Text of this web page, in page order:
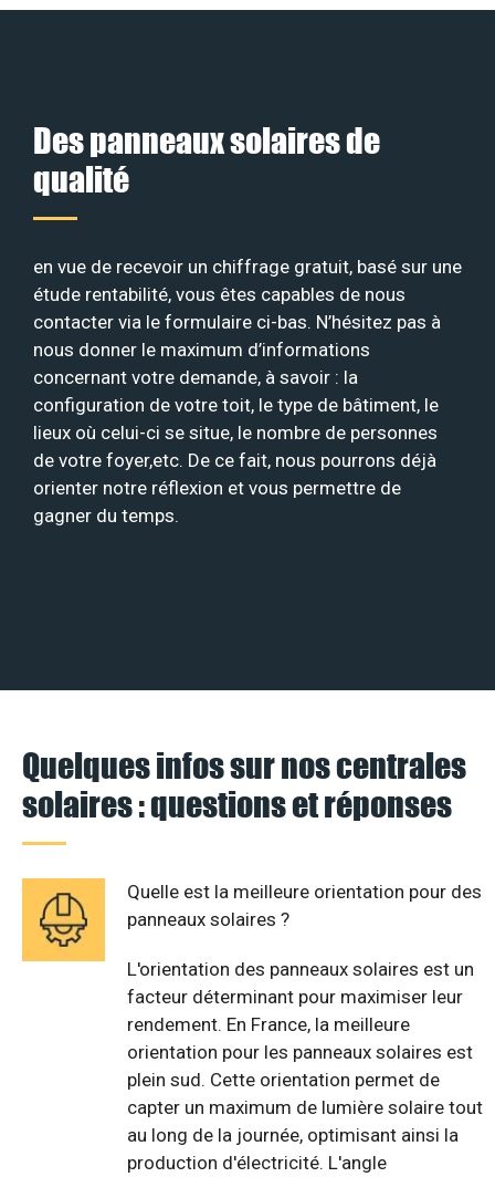
Des panneaux solaires de
qualité
en vue de recevoir un chiffrage gratuit, basé sur une
étude rentabilité, vous êtes capables de nous
contacter via le formulaire ci-bas. N’hésitez pas à
nous donner le maximum d’informations
concernant votre demande, à savoir : la
configuration de votre toit, le type de bâtiment, le
lieux où celui-ci se situe, le nombre de personnes
de votre foyer,etc. De ce fait, nous pourrons déjà
orienter notre réflexion et vous permettre de
gagner du temps.
Quelques infos sur nos centrales
solaires : questions et réponses
Quelle est la meilleure orientation pour des
panneaux solaires ?
L'orientation des panneaux solaires est un
facteur déterminant pour maximiser leur
rendement. En France, la meilleure
orientation pour les panneaux solaires est
plein sud. Cette orientation permet de
capter un maximum de lumière solaire tout
au long de la journée, optimisant ainsi la
production d'électricité. L'angle